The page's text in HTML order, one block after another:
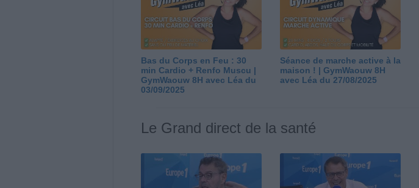
Bas du Corps en Feu : 30
min Cardio + Renfo Muscu |
GymWaouw 8H avec Léa du
03/09/2025
Séance de marche active à la
maison ! | GymWaouw 8H
avec Léa du 27/08/2025
Le Grand direct de la santé